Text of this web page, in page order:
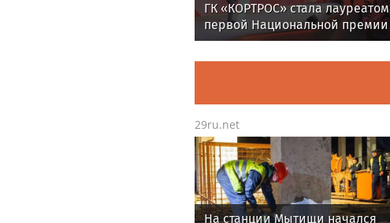
ГК «КОРТРОС» стала лауреатом
первой Национальной премии
в области архитектуры и
градостроительства за проект
29ru.net
На станции Мытищи начался